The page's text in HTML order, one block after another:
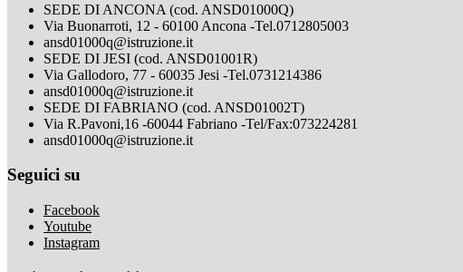
SEDE DI ANCONA (cod. ANSD01000Q)
Via Buonarroti, 12 - 60100 Ancona -Tel.0712805003
ansd01000q@istruzione.it
SEDE DI JESI (cod. ANSD01001R)
Via Gallodoro, 77 - 60035 Jesi -Tel.0731214386
ansd01000q@istruzione.it
SEDE DI FABRIANO (cod. ANSD01002T)
Via R.Pavoni,16 -60044 Fabriano -Tel/Fax:073224281
ansd01000q@istruzione.it
Seguici su
Facebook
Youtube
Instagram